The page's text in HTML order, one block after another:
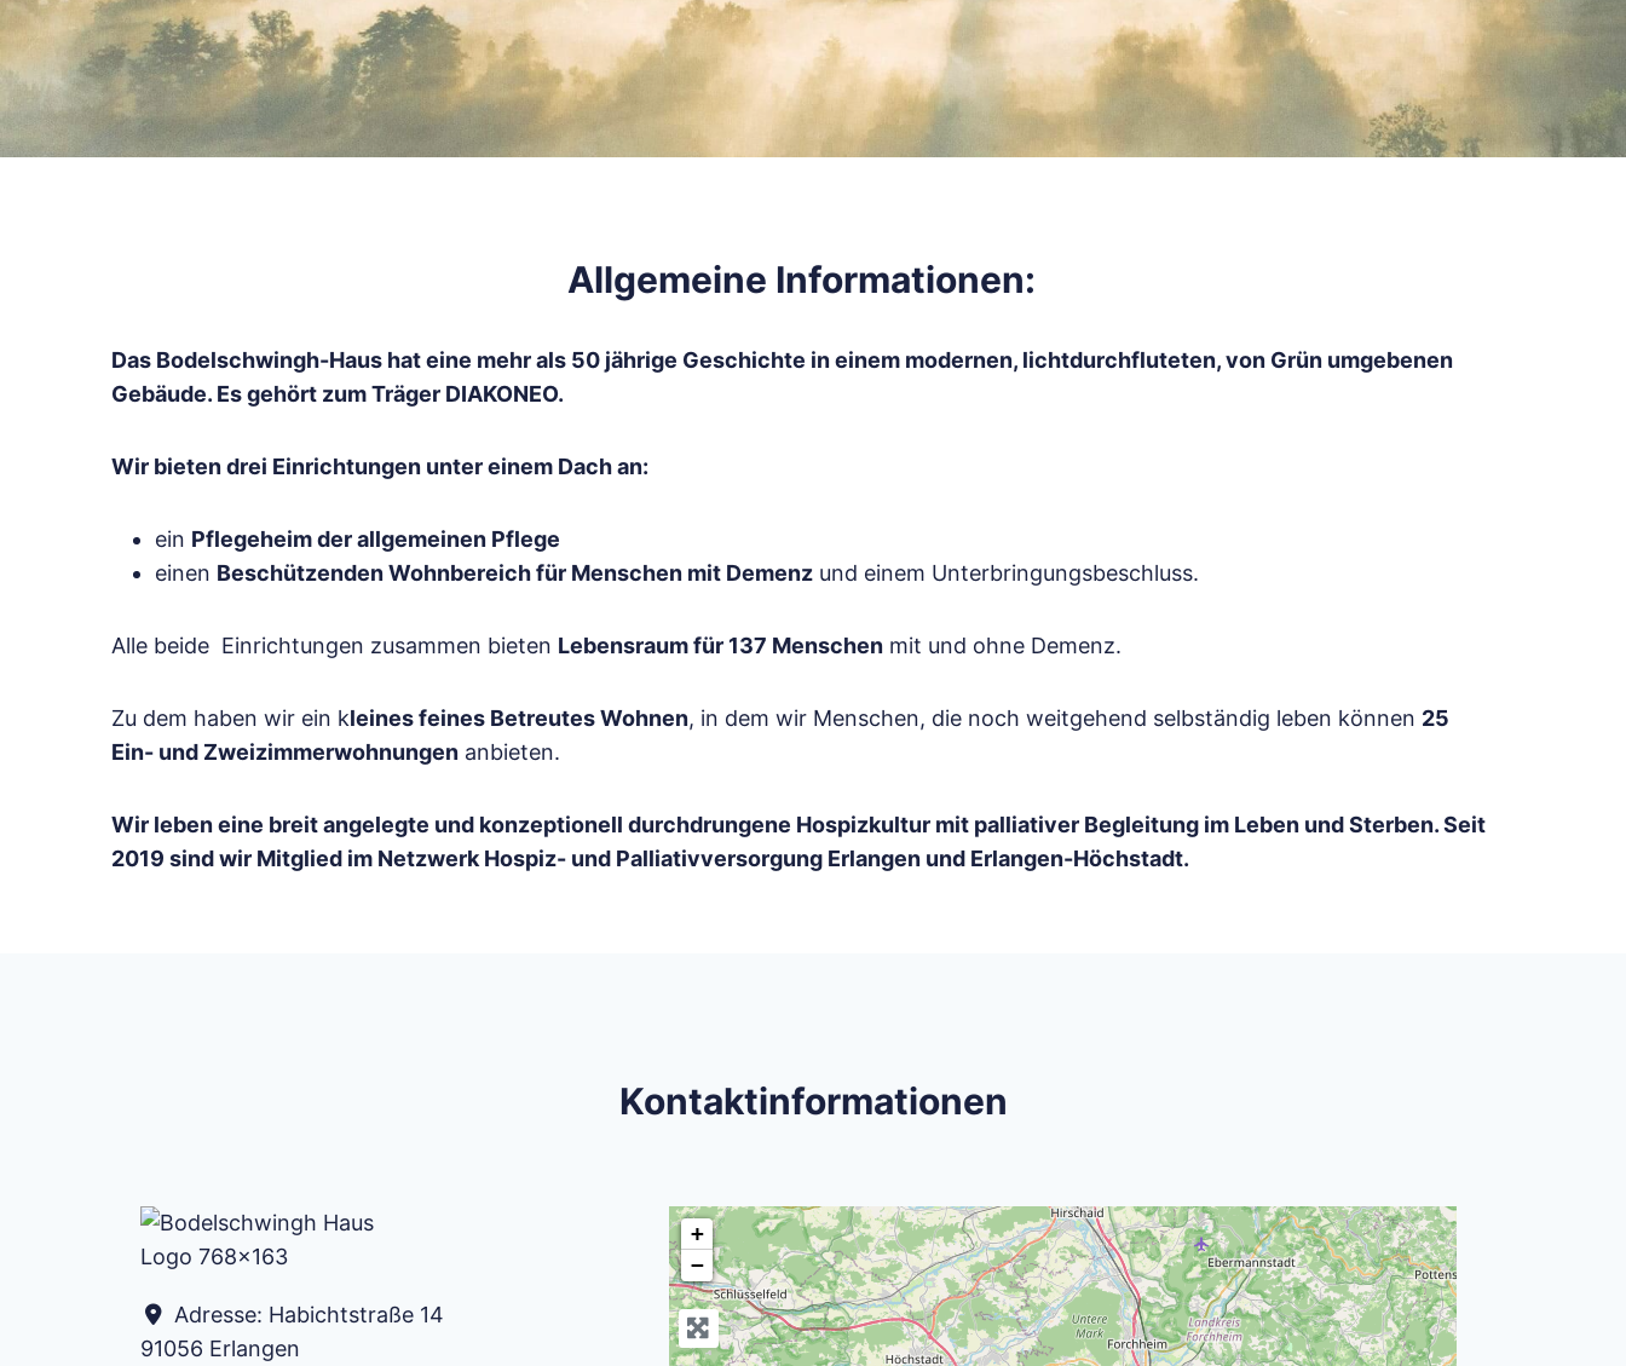
Allgemeine Informationen:
Das Bodelschwingh-Haus hat eine mehr als 50 jährige Geschichte in einem modernen, lichtdurchfluteten, von Grün umgebenen
Gebäude. Es gehört zum Träger DIAKONEO.
Wir bieten drei Einrichtungen unter einem Dach an:
ein Pflegeheim der allgemeinen Pflege
einen Beschützenden Wohnbereich für Menschen mit Demenz und einem Unterbringungsbeschluss.
Alle beide Einrichtungen zusammen bieten Lebensraum für 137 Menschen mit und ohne Demenz.
Zu dem haben wir ein kleines feines Betreutes Wohnen, in dem wir Menschen, die noch weitgehend selbständig leben können 25
Ein- und Zweizimmerwohnungen anbieten.
Wir leben eine breit angelegte und konzeptionell durchdrungene Hospizkultur mit palliativer Begleitung im Leben und Sterben. Seit
2019 sind wir Mitglied im Netzwerk Hospiz- und Palliativversorgung Erlangen und Erlangen-Höchstadt.
Kontaktinformationen
Adresse: Habichtstraße 14
91056 Erlangen
+
−